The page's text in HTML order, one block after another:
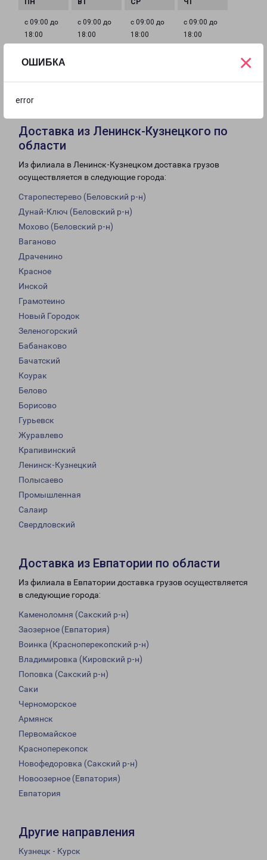
ОШИБКА
error
×
с 09:00 до
18:00
с 09:00 до
18:00
с 09:00 до
18:00
с 09:00 до
18:00
Доставка из Ленинск-Кузнецкого по
области
Из филиала в Ленинск-Кузнецком доставка грузов
осуществляется в следующие города:
Старопестерево (Беловский р-н)
Дунай-Ключ (Беловский р-н)
Мохово (Беловский р-н)
Ваганово
Драченино
Красное
Инской
Грамотеино
Новый Городок
Зеленогорский
Бабанаково
Бачатский
Коурак
Белово
Борисово
Гурьевск
Журавлево
Крапивинский
Ленинск-Кузнецкий
Полысаево
Промышленная
Салаир
Свердловский
Доставка из Евпатории по области
Из филиала в Евпатории доставка грузов осуществляется
в следующие города:
Каменоломня (Сакский р-н)
Заозерное (Евпатория)
Воинка (Красноперекопский р-н)
Владимировка (Кировский р-н)
Поповка (Сакский р-н)
Саки
Черноморское
Армянск
Первомайское
Красноперекопск
Новофедоровка (Сакский р-н)
Новоозерное (Евпатория)
Евпатория
Другие направления
Кузнецк - Курск